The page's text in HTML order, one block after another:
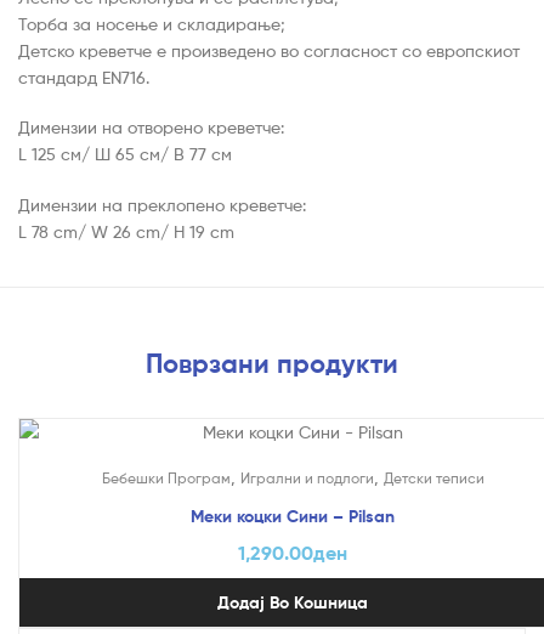
Торба за носење и складирање;
Детско креветче е произведено во согласност со европскиот
стандард EN716.
Димензии на отворено креветче:
L 125 см/ Ш 65 см/ В 77 см
Димензии на преклопено креветче:
L 78 cm/ W 26 cm/ H 19 cm
Поврзани продукти
Бебешки Програм Игрални и подлоги Детски теписи
Меки коцки Сини – Pilsan
1,290.00ден
Додај Во Кошница